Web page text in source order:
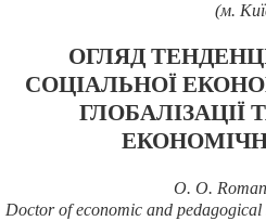
(м.
ОГЛЯД
СОЦІАЛЬНОЇ
ГЛОБАЛІЗАЦІЇ
O. O.
Doctor of economic and pedagogical